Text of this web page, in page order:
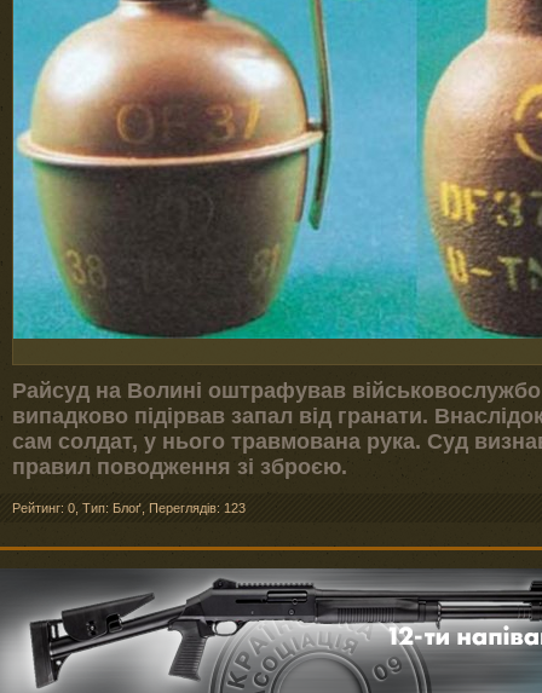
Райсуд на Волині оштрафував
випадково підірвав запал від гранати.
сам солдат, у нього травмована рука. Суд
правил поводження зі зброєю.
Рейтинг: 0 Тип: Блоґ Переглядів: 123